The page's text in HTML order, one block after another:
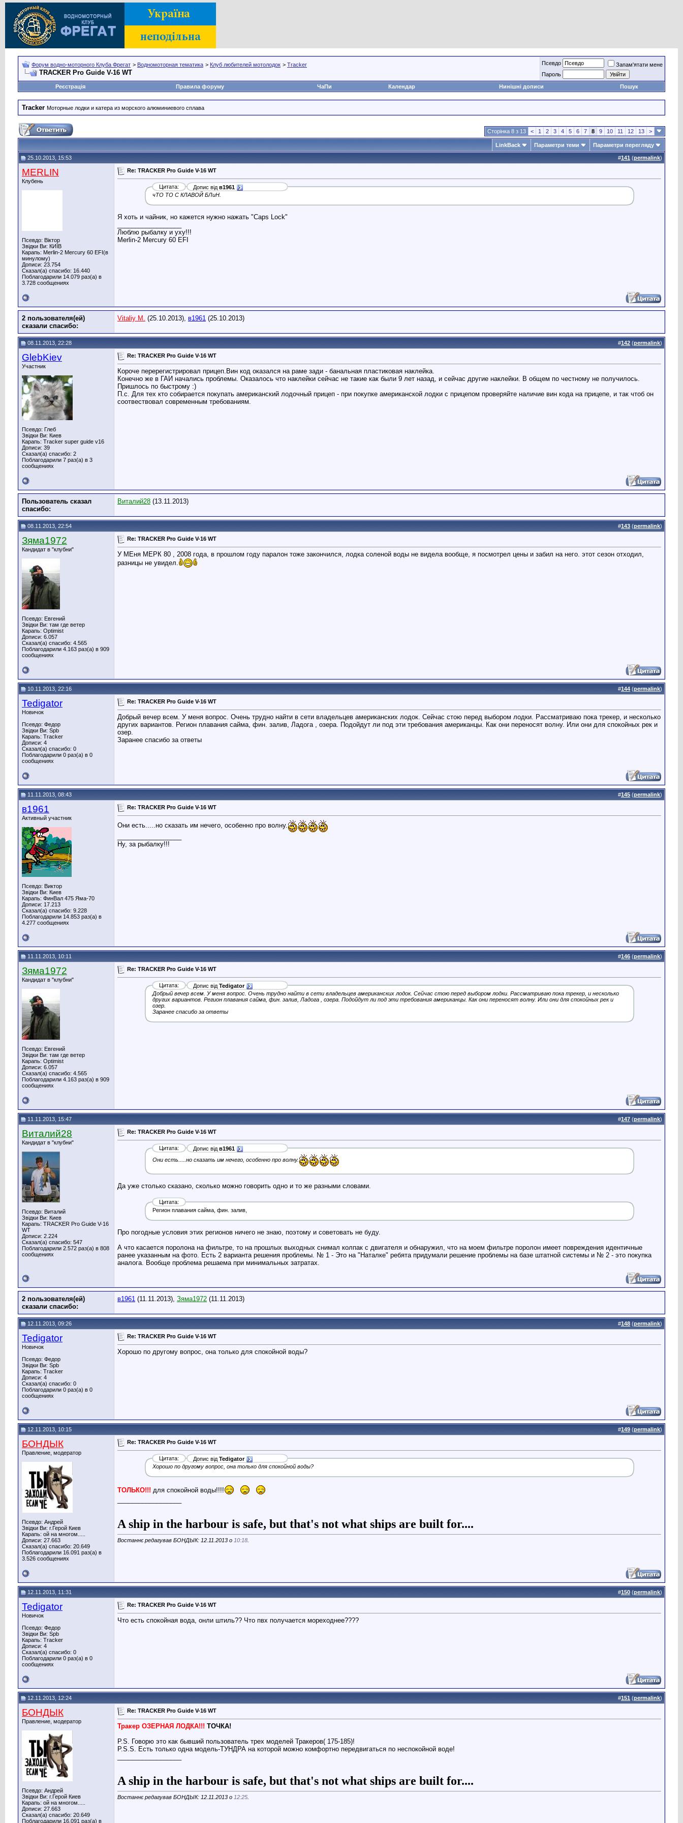
Форум водно-моторного Клуба Фрегат > Водномоторная тематика > Клуб любителей мотолодок > Tracker
TRACKER Pro Guide V-16 WT
Псевдо
Запам'ятати мене
Пароль
Реєстрація
Правила форуму ЧаПи Календар Нинішні дописи Пошук
Tracker Моторные лодки и катера из морского алюминиевого сплава
Сторінка 8 з 13 < 1 2 3 4 5 6 7 8 9 10 11 12 13 >
LinkBack Параметри теми Параметри перегляду
25.10.2013, 15:53 #141 (permalink)
MERLIN
Клубень
Псевдо: Віктор
Звідки Ви: КИЇВ
Карапь: Merlin-2 Mercury 60 EFI(в
минулому)
Дописи: 23.754
Сказал(а) спасибо: 16.440
Поблагодарили 14.079 раз(а) в
3.728 сообщениях
Re: TRACKER Pro Guide V-16 WT
Цитата: Допис від в1961
чТО ТО С КЛАВОЙ БЛиН.
Я хоть и чайник, но кажется нужно нажать "Caps Lock"
Люблю рыбалку и уху!!!
Merlin-2 Mercury 60 EFI
2 пользователя(ей)
сказали cпасибо:
Vitaliy M. (25.10.2013), в1961 (25.10.2013)
08.11.2013, 22:28 #142 (permalink)
GlebKiev
Участник
Псевдо: Глеб
Звідки Ви: Киев
Карапь: Tracker super guide v16
Дописи: 39
Сказал(а) спасибо: 2
Поблагодарили 7 раз(а) в 3
сообщениях
Re: TRACKER Pro Guide V-16 WT
Короче перерегистрировал прицеп.Вин код оказался на раме зади - банальная пластиковая наклейка.
Конечно же в ГАИ начались проблемы. Оказалось что наклейки сейчас не такие как были 9 лет назад, и сейчас другие наклейки. В общем по честному не получилось.
Пришлось по быстрому :)
П.с. Для тех кто собирается покупать американский лодочный прицеп - при покупке американской лодки с прицепом проверяйте наличие вин кода на прицепе, и так чтоб он
соотвествовал современным требованиям.
Пользователь сказал
cпасибо:
Виталий28 (13.11.2013)
08.11.2013, 22:54 #143 (permalink)
Зяма1972
Кандидат в "клубни"
Псевдо: Евгений
Звідки Ви: там где ветер
Карапь: Optimist
Дописи: 6.057
Сказал(а) спасибо: 4.565
Поблагодарили 4.163 раз(а) в 909
сообщениях
Re: TRACKER Pro Guide V-16 WT
У МЕня МЕРК 80 , 2008 года, в прошлом году паралон тоже закончился, лодка соленой воды не видела вообще, я посмотрел цены и забил на него. этот сезон отходил,
разницы не увидел.
10.11.2013, 22:16 #144 (permalink)
Tedigator
Новичок
Псевдо: Федор
Звідки Ви: Spb
Карапь: Tracker
Дописи: 4
Сказал(а) спасибо: 0
Поблагодарили 0 раз(а) в 0
сообщениях
Re: TRACKER Pro Guide V-16 WT
Добрый вечер всем. У меня вопрос. Очень трудно найти в сети владельцев американских лодок. Сейчас стою перед выбором лодки. Рассматриваю пока трекер, и несколько
других вариантов. Регион плавания сайма, фин. залив, Ладога , озера. Подойдут ли под эти требования американцы. Как они переносят волну. Или они для спокойных рек и
озер.
Заранее спасибо за ответы
11.11.2013, 08:43 #145 (permalink)
в1961
Активный участник
Псевдо: Виктор
Звідки Ви: Киев
Карапь: ФинВал 475 Яма-70
Дописи: 17.213
Сказал(а) спасибо: 9.228
Поблагодарили 14.853 раз(а) в
4.277 сообщениях
Re: TRACKER Pro Guide V-16 WT
Они есть.....но сказать им нечего, особенно про волну.
Ну, за рыбалку!!!
11.11.2013, 10:11 #146 (permalink)
Зяма1972
Кандидат в "клубни"
Псевдо: Евгений
Звідки Ви: там где ветер
Карапь: Optimist
Дописи: 6.057
Сказал(а) спасибо: 4.565
Поблагодарили 4.163 раз(а) в 909
сообщениях
Re: TRACKER Pro Guide V-16 WT
Цитата: Допис від Tedigator
Добрый вечер всем. У меня вопрос. Очень трудно найти в сети владельцев американских лодок. Сейчас стою перед выбором лодки. Рассматриваю пока трекер, и несколько
других вариантов. Регион плавания сайма, фин. залив, Ладога , озера. Подойдут ли под эти требования американцы. Как они переносят волну. Или они для спокойных рек и
озер.
Заранее спасибо за ответы
11.11.2013, 15:47 #147 (permalink)
Виталий28
Кандидат в "клубни"
Псевдо: Виталий
Звідки Ви: Киев
Карапь: TRACKER Pro Guide V-16
WT
Дописи: 2.224
Сказал(а) спасибо: 547
Поблагодарили 2.572 раз(а) в 808
сообщениях
Re: TRACKER Pro Guide V-16 WT
Цитата: Допис від в1961
Они есть.....но сказать им нечего, особенно про волну.
Да уже столько сказано, сколько можно говорить одно и то же разными словами.
Цитата:
Регион плавания сайма, фин. залив,
Про погодные условия этих регионов ничего не знаю, поэтому и советовать не буду.
А что касается поролона на фильтре, то на прошлых выходных снимал колпак с двигателя и обнаружил, что на моем фильтре поролон имеет повреждения идентичные
ранее указанным на фото. Есть 2 варианта решения проблемы. № 1 - Это на "Наталке" ребята придумали решение проблемы на базе штатной системы и № 2 - это покупка
аналога. Вообще проблема решаема при минимальных затратах.
2 пользователя(ей)
сказали cпасибо:
в1961 (11.11.2013), Зяма1972 (11.11.2013)
12.11.2013, 09:26 #148 (permalink)
Tedigator
Новичок
Псевдо: Федор
Звідки Ви: Spb
Карапь: Tracker
Дописи: 4
Сказал(а) спасибо: 0
Поблагодарили 0 раз(а) в 0
сообщениях
Re: TRACKER Pro Guide V-16 WT
Хорошо по другому вопрос, она только для спокойной воды?
12.11.2013, 10:15 #149 (permalink)
БОНДЫК
Правление, модератор
Псевдо: Андрей
Звідки Ви: г.Герой Киев
Карапь: ой на многом.....
Дописи: 27.663
Сказал(а) спасибо: 20.649
Поблагодарили 16.091 раз(а) в
3.526 сообщениях
Re: TRACKER Pro Guide V-16 WT
Цитата: Допис від Tedigator
Хорошо по другому вопрос, она только для спокойной воды?
ТОЛЬКО!!! для спокойной воды!!!!
A ship in the harbour is safe, but that's not what ships are built for....
Востаннє редагував БОНДЫК: 12.11.2013 о 10:18
12.11.2013, 11:31 #150 (permalink)
Tedigator
Новичок
Псевдо: Федор
Звідки Ви: Spb
Карапь: Tracker
Дописи: 4
Сказал(а) спасибо: 0
Поблагодарили 0 раз(а) в 0
сообщениях
Re: TRACKER Pro Guide V-16 WT
Что есть спокойная вода, онли штиль?? Что пвх получается мореходнее????
12.11.2013, 12:24 #151 (permalink)
БОНДЫК
Правление, модератор
Псевдо: Андрей
Звідки Ви: г.Герой Киев
Карапь: ой на многом.....
Дописи: 27.663
Сказал(а) спасибо: 20.649
Поблагодарили 16.091 раз(а) в
Re: TRACKER Pro Guide V-16 WT
Тракер ОЗЕРНАЯ ЛОДКА!!! ТОЧКА!
P.S. Говорю это как бывший пользователь трех моделей Тракеров( 175-185)!
P.S.S. Есть только одна модель-ТУНДРА на которой можно комфортно передвигаться по неспокойной воде!
A ship in the harbour is safe, but that's not what ships are built for....
Востаннє редагував БОНДЫК: 12.11.2013 о 12:25